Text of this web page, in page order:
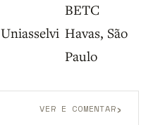
Uniasselvi
BETC
Havas, São
Paulo
VER E COMENTAR›